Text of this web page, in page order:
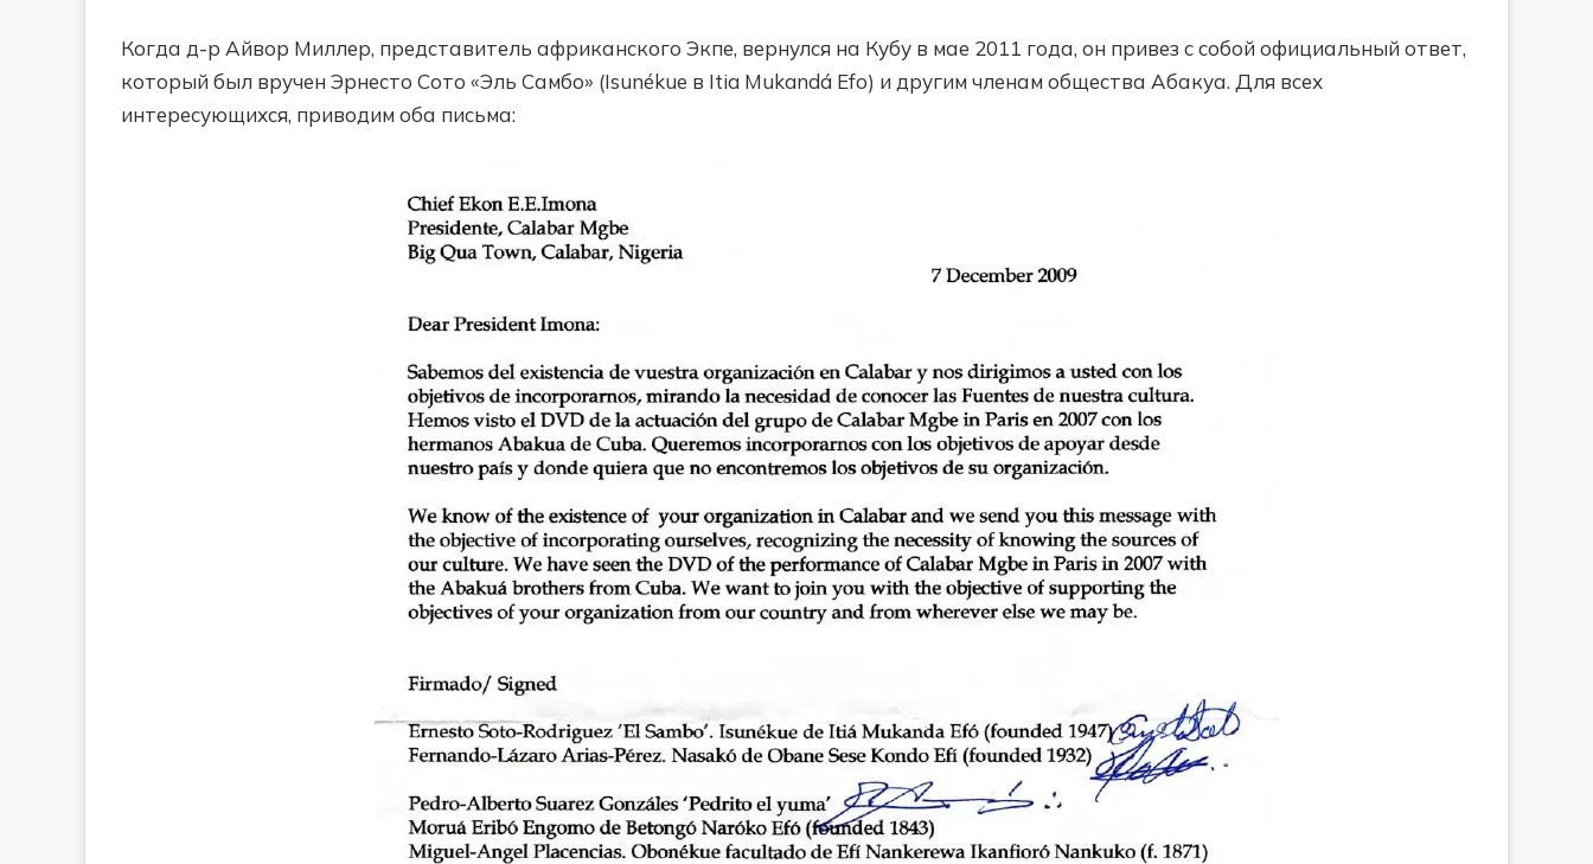
Когда д-р Айвор Миллер, представитель африканского Экпе, вернулся на Кубу в мае 2011 года, он привез с собой официальный ответ,
который был вручен Эрнесто Сото «Эль Самбо» (Isunékue в Itia Mukandá Efo) и другим членам общества Абакуа. Для всех
интересующихся, приводим оба письма: